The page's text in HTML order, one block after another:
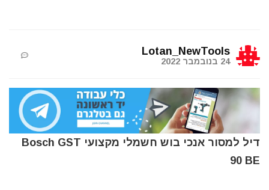
Lotan_NewTools
24 בנובמבר 2022
דיל למסור אנכי בוש חשמלי מקצועי Bosch GST
90 BE